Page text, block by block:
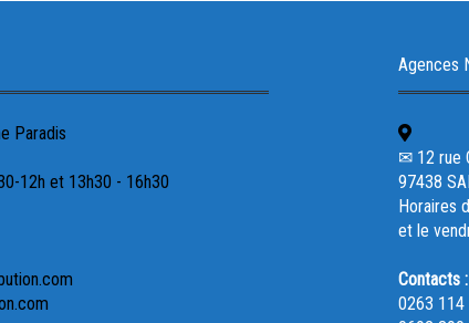
Paradis
12h et 13h30 - 16h30
Agences
✉ 12 rue
97438
Horaires
et le
Contacts :
0263 114